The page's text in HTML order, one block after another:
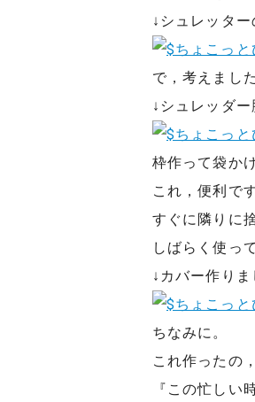
↓シュレッター
で，考えまし
↓シュレッダ
枠作って袋か
これ，便利で
すぐに隣りに
しばらく使っ
↓カバー作りま
ちなみに。
これ作ったの
『この忙しい